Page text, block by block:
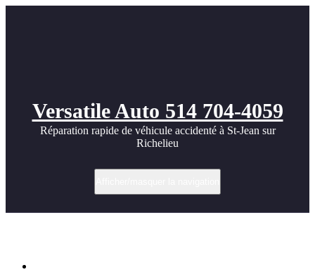
Versatile Auto 514 704-4059
Réparation rapide de véhicule accidenté à St-Jean sur
Richelieu